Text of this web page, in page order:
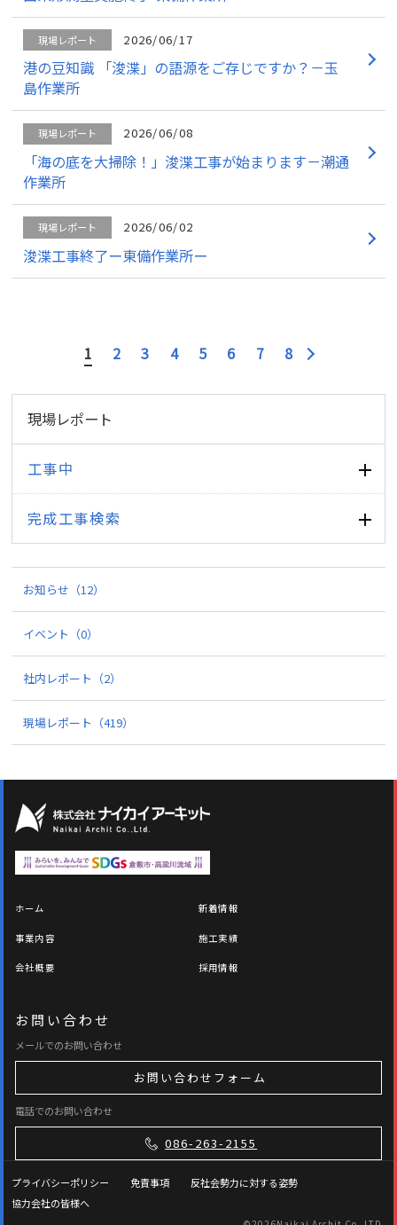
現場レポート 2026/06/17
港の豆知識 「浚渫」の語源をご存じですか？－玉
島作業所
現場レポート 2026/06/08
「海の底を大掃除！」浚渫工事が始まります－潮通
作業所
現場レポート 2026/06/02
浚渫工事終了ー東備作業所ー
1 2 3 4 5 6 7 8
現場レポート
工事中
完成工事検索
お知らせ （12）
イベント （0）
社内レポート （2）
現場レポート （419）
ホーム 新着情報
事業内容 施工実績
会社概要 採用情報
お問い合わせ
メールでのお問い合わせ
お問い合わせフォーム
電話でのお問い合わせ
086-263-2155
プライバシーポリシー 免責事項
反社会勢力に対する姿勢
協力会社の皆様へ